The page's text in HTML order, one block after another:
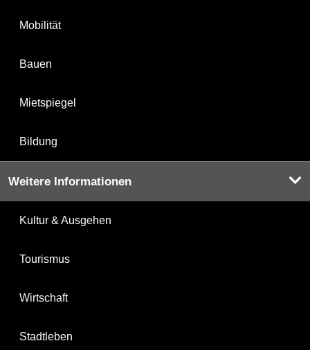
Mobilität
Bauen
Mietspiegel
Bildung
Weitere Informationen
Kultur & Ausgehen
Tourismus
Wirtschaft
Stadtleben